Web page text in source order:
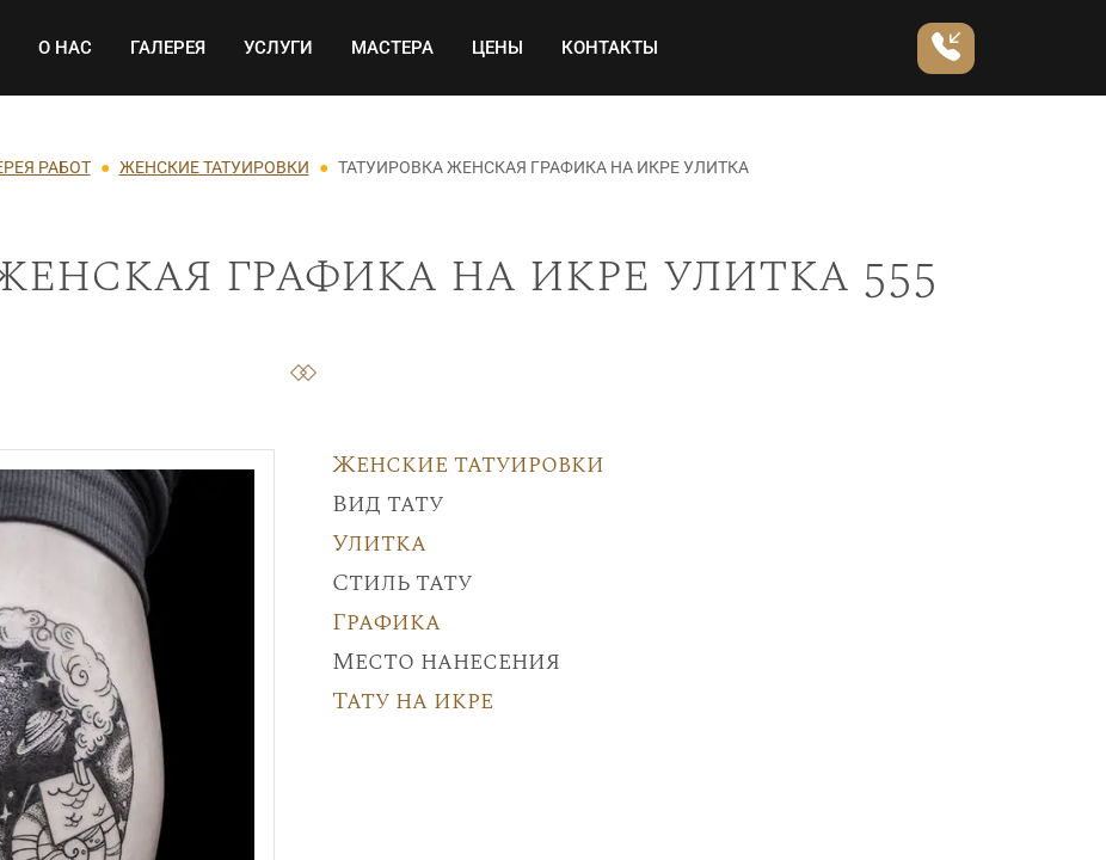
Основная навигация
О НАС ГАЛЕРЕЯ УСЛУГИ МАСТЕРА ЦЕНЫ КОНТАКТЫ
РАБОТ ЖЕНСКИЕ ТАТУИРОВКИ ТАТУИРОВКА ЖЕНСКАЯ ГРАФИКА НА ИКРЕ УЛИТКА
графика на икре улитка 555
Женские татуировки
Вид тату
Улитка
Стиль тату
Графика
Место нанесения
Тату на икре